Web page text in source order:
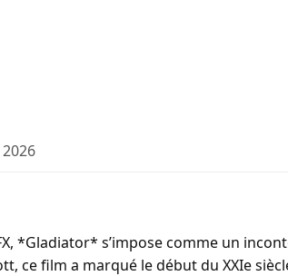
*Gladiator* s’impose comme un
ce film a marqué le début du XXIe